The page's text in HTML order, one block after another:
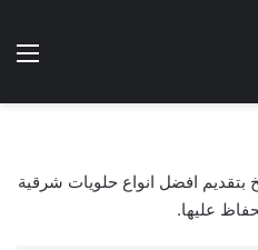
الوضع
افضل انواع حلويات شرقية
عليها.